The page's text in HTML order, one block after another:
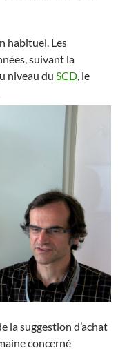
habituel. Les
suivant la
niveau du SCD, le
la suggestion d’achat
concerné